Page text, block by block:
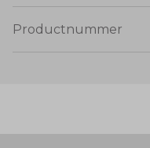
Productnummer